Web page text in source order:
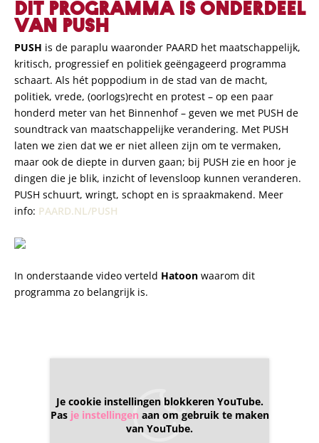
DIT PROGRAMMA IS ONDERDEEL
VAN PUSH
PUSH is de paraplu waaronder PAARD het maatschappelijk,
kritisch, progressief en politiek geëngageerd programma
schaart. Als hét poppodium in de stad van de macht,
politiek, vrede, (oorlogs)recht en protest – op een paar
honderd meter van het Binnenhof – geven we met PUSH de
soundtrack van maatschappelijke verandering. Met PUSH
laten we zien dat we er niet alleen zijn om te vermaken,
maar ook de diepte in durven gaan; bij PUSH zie en hoor je
dingen die je blik, inzicht of levensloop kunnen veranderen.
PUSH schuurt, wringt, schopt en is spraakmakend. Meer
info: PAARD.NL/PUSH
In onderstaande video verteld Hatoon waarom dit
programma zo belangrijk is.
Je cookie instellingen blokkeren YouTube.
Pas je instellingen aan om gebruik te maken
van YouTube.